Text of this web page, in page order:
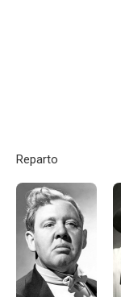
Reparto